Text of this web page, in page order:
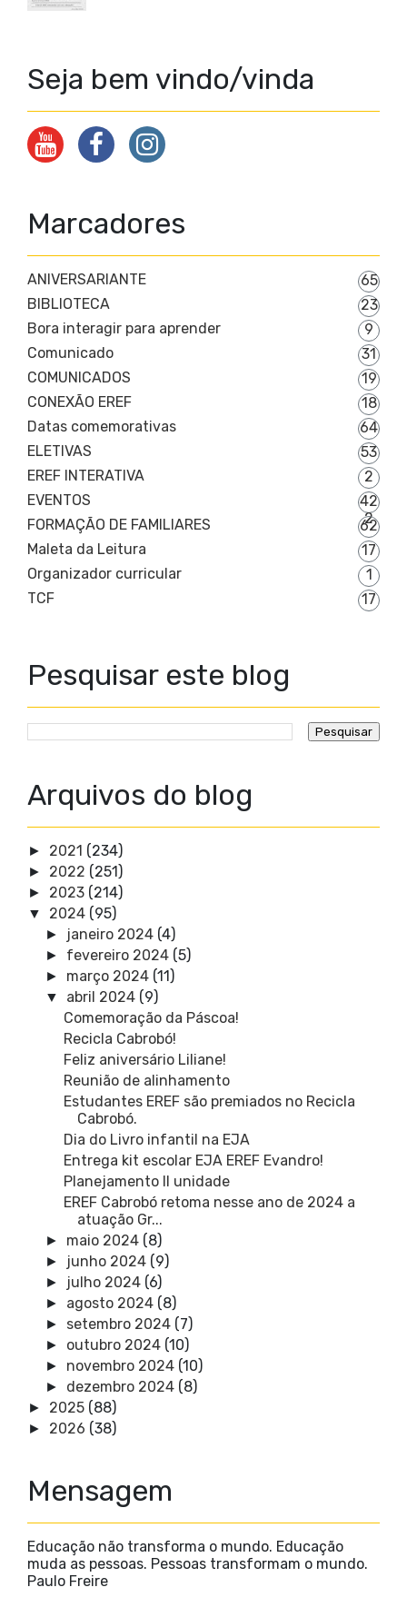
Seja bem vindo/vinda
Marcadores
ANIVERSARIANTE
65
BIBLIOTECA
23
Bora interagir para aprender
9
Comunicado
31
COMUNICADOS
19
CONEXÃO EREF
18
Datas comemorativas
64
ELETIVAS
53
EREF INTERATIVA
2
EVENTOS
42
2
FORMAÇÃO DE FAMILIARES
62
Maleta da Leitura
17
Organizador curricular
1
TCF
17
Pesquisar este blog
Arquivos do blog
► 2021 (234)
► 2022 (251)
► 2023 (214)
▼ 2024 (95)
► janeiro 2024 (4)
► fevereiro 2024 (5)
► março 2024 (11)
▼ abril 2024 (9)
Comemoração da Páscoa!
Recicla Cabrobó!
Feliz aniversário Liliane!
Reunião de alinhamento
Estudantes EREF são premiados no Recicla
Cabrobó.
Dia do Livro infantil na EJA
Entrega kit escolar EJA EREF Evandro!
Planejamento II unidade
EREF Cabrobó retoma nesse ano de 2024 a
atuação Gr...
► maio 2024 (8)
► junho 2024 (9)
► julho 2024 (6)
► agosto 2024 (8)
► setembro 2024 (7)
► outubro 2024 (10)
► novembro 2024 (10)
► dezembro 2024 (8)
► 2025 (88)
► 2026 (38)
Mensagem
Educação não transforma o mundo. Educação
muda as pessoas. Pessoas transformam o mundo.
Paulo Freire